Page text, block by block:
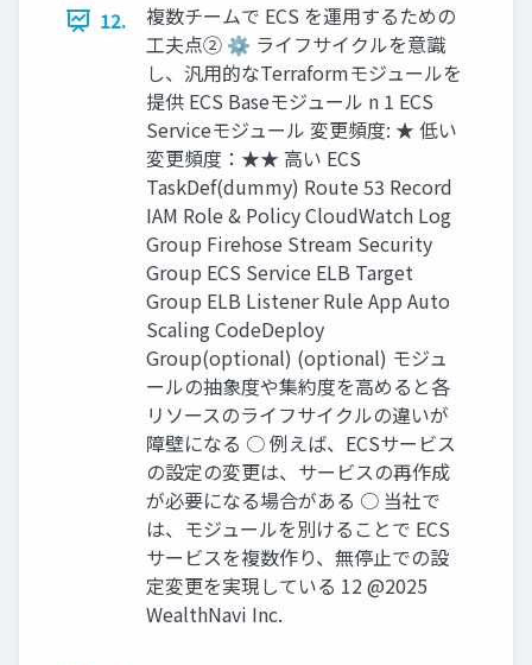
12.
複数チームで ECS を運⽤するための
⼯夫点② ⚙ ライフサイクルを意識
し、汎⽤的なTerraformモジュールを
提供 ECS Baseモジュール n 1 ECS
Serviceモジュール 変更頻度: ★ 低い
変更頻度：★★ ⾼い ECS
TaskDef(dummy) Route 53 Record
IAM Role & Policy CloudWatch Log
Group Firehose Stream Security
Group ECS Service ELB Target
Group ELB Listener Rule App Auto
Scaling CodeDeploy
Group(optional) (optional) モジュ
ールの抽象度や集約度を高めると各
リソースのライフサイクルの違いが
障壁になる ○ 例えば、ECSサービス
の設定の変更は、サービスの再作成
が必要になる場合がある ○ 当社で
は、モジュールを別けることで ECS
サービスを複数作り、無停止での設
定変更を実現している 12 @2025
WealthNavi Inc.